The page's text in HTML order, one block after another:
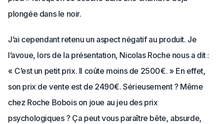
plongée dans le noir.
J’ai cependant retenu un aspect négatif au produit. Je
l’avoue, lors de la présentation, Nicolas Roche nous a dit :
« C’est un petit prix. Il coûte moins de 2500€. » En effet,
son prix de vente est de 2490€. Sérieusement ? Même
chez Roche Bobois on joue au jeu des prix
psychologiques ? Ça peut vous paraître bête, absurde,